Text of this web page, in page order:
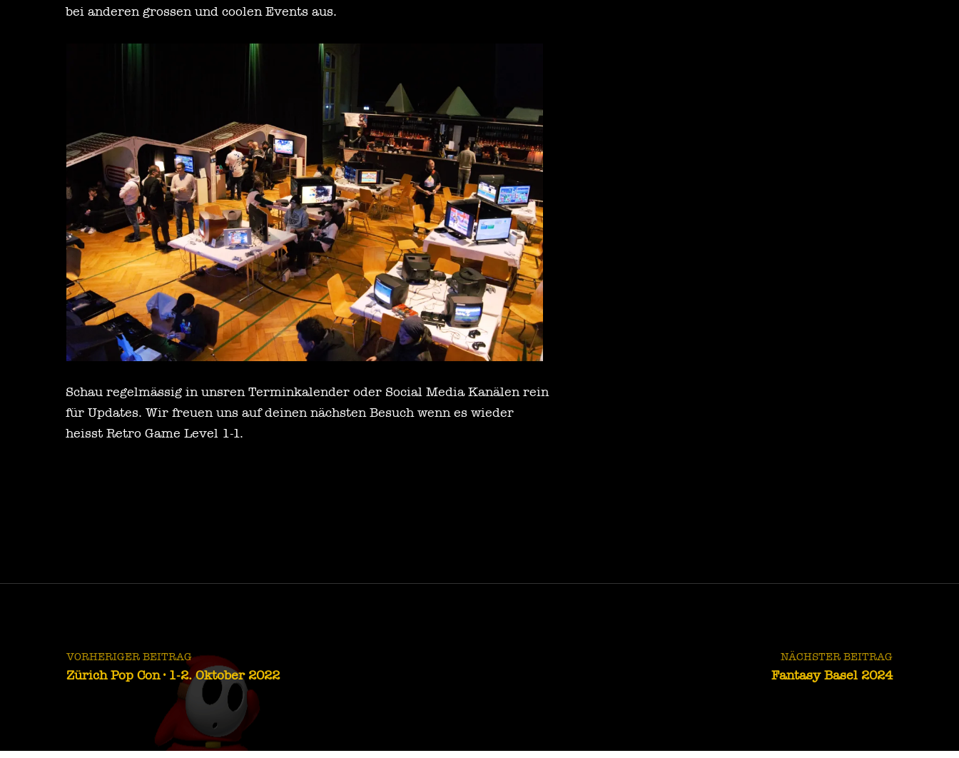
bei anderen grossen und coolen Events aus.
Schau regelmässig in unsren Terminkalender oder Social Media Kanälen rein
für Updates. Wir freuen uns auf deinen nächsten Besuch wenn es wieder
heisst Retro Game Level 1-1.
Beitragsnavigation
VORHERIGER BEITRAG
Zürich Pop Con · 1-2. Oktober 2022
NÄCHSTER BEITRAG
Fantasy Basel 2024